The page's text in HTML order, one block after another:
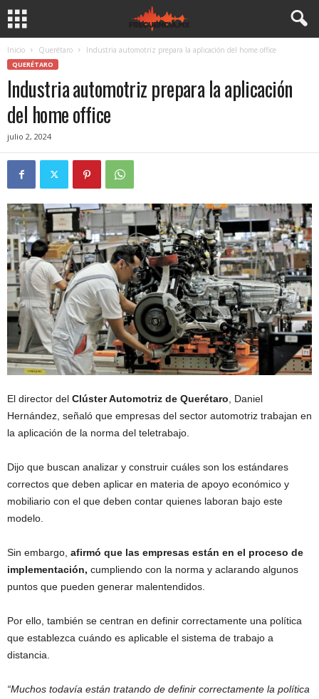
Inicio Querétaro Industria automotriz prepara la aplicación del home office
QUERÉTARO
Industria automotriz prepara la aplicación
del home office
julio 2, 2024
El director del Clúster Automotriz de Querétaro , Daniel
Hernández, señaló que empresas del sector automotriz trabajan en
la aplicación de la norma del teletrabajo.
Dijo que buscan analizar y construir cuáles son los estándares
correctos que deben aplicar en materia de apoyo económico y
mobiliario con el que deben contar quienes laboran bajo este
modelo.
Sin embargo, afirmó que las empresas están en el proceso de
implementación, cumpliendo con la norma y aclarando algunos
puntos que pueden generar malentendidos.
Por ello, también se centran en definir correctamente una política
que establezca cuándo es aplicable el sistema de trabajo a
distancia.
“Muchos todavía están tratando de definir correctamente la política